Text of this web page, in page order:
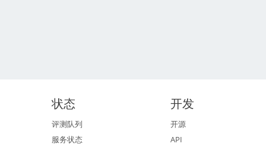
状态
评测队列
服务状态
开发
开源
API